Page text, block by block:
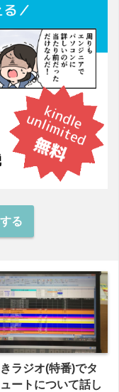
る
ラジオ(特番)でタ
ートについて話し